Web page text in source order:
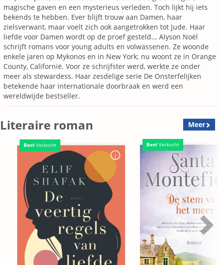
magische gaven en een mysterieus verleden. Toch lijkt hij iets
bekends te hebben. Ever blijft trouw aan Damen, haar
zielsverwant, maar voelt zich ook aangetrokken tot Jude. Haar
liefde voor Damen wordt op de proef gesteld... Alyson Noël
schrijft romans voor young adults en volwassenen. Ze woonde
enkele jaren op Mykonos en in New York; nu woont ze in Orange
County, Californië. Voor ze schrijfster werd, werkte ze onder
meer als stewardess. Haar zesdelige serie De Onsterfelijken
betekende haar internationale doorbraak en werd een
wereldwijde bestseller.
Literaire roman Meer
Best Verkocht Best Verkocht